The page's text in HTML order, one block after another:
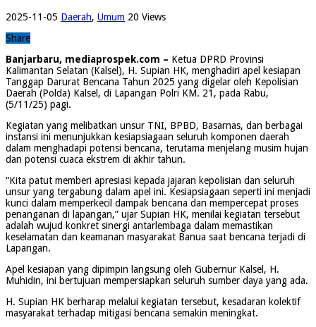
2025-11-05 Daerah, Umum 20 Views
Share
Banjarbaru, mediaprospek.com – Ketua DPRD Provinsi
Kalimantan Selatan (Kalsel), H. Supian HK, menghadiri apel kesiapan
Tanggap Darurat Bencana Tahun 2025 yang digelar oleh Kepolisian
Daerah (Polda) Kalsel, di Lapangan Polri KM. 21, pada Rabu,
(5/11/25) pagi.
Kegiatan yang melibatkan unsur TNI, BPBD, Basarnas, dan berbagai
instansi ini menunjukkan kesiapsiagaan seluruh komponen daerah
dalam menghadapi potensi bencana, terutama menjelang musim hujan
dan potensi cuaca ekstrem di akhir tahun.
“Kita patut memberi apresiasi kepada jajaran kepolisian dan seluruh
unsur yang tergabung dalam apel ini. Kesiapsiagaan seperti ini menjadi
kunci dalam memperkecil dampak bencana dan mempercepat proses
penanganan di lapangan,” ujar Supian HK, menilai kegiatan tersebut
adalah wujud konkret sinergi antarlembaga dalam memastikan
keselamatan dan keamanan masyarakat Banua saat bencana terjadi di
Lapangan.
Apel kesiapan yang dipimpin langsung oleh Gubernur Kalsel, H.
Muhidin, ini bertujuan mempersiapkan seluruh sumber daya yang ada.
H. Supian HK berharap melalui kegiatan tersebut, kesadaran kolektif
masyarakat terhadap mitigasi bencana semakin meningkat.